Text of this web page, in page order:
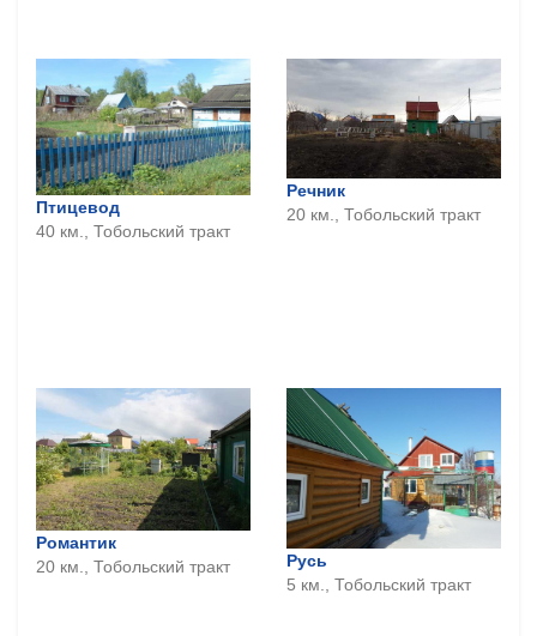
Птицевод
40 км., Тобольский тракт
Речник
20 км., Тобольский тракт
Романтик
20 км., Тобольский тракт
Русь
5 км., Тобольский тракт